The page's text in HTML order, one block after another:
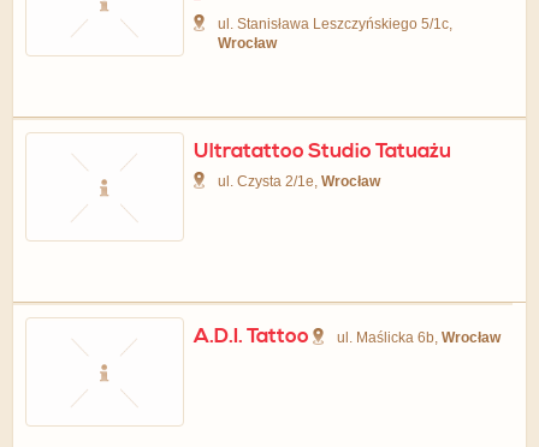
ul. Stanisława Leszczyńskiego 5/1c,
Wrocław
Ultratattoo Studio Tatuażu
ul. Czysta 2/1e,Wrocław
A.D.I. Tattoo ul. Maślicka 6b,Wrocław